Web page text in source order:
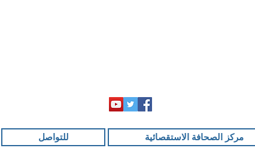
مركز الصحافة الاستقصائية للتواصل